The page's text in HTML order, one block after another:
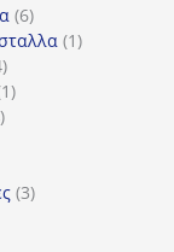
66
προϊόντα
11
4
προϊόντα
11
64
33